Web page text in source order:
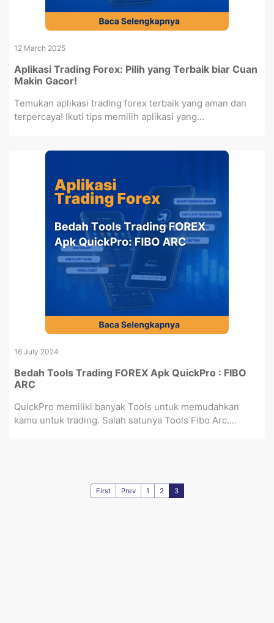
12 March 2025
Aplikasi Trading Forex: Pilih yang Terbaik biar Cuan
Makin Gacor!
Temukan aplikasi trading forex terbaik yang aman dan
terpercaya! Ikuti tips memilih aplikasi yang...
16 July 2024
Bedah Tools Trading FOREX Apk QuickPro : FIBO
ARC
QuickPro memiliki banyak Tools untuk memudahkan
kamu untuk trading. Salah satunya Tools Fibo Arc....
First Prev 1 2 3